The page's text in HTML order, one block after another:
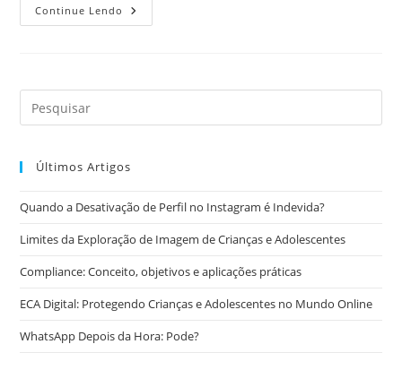
Continue Lendo Profissionais
Da
Últimos Artigos
Quando a Desativação de Perfil no Instagram é Indevida?
Limites da Exploração de Imagem de Crianças e Adolescentes
Compliance: Conceito, objetivos e aplicações práticas
ECA Digital: Protegendo Crianças e Adolescentes no Mundo Online
WhatsApp Depois da Hora: Pode?